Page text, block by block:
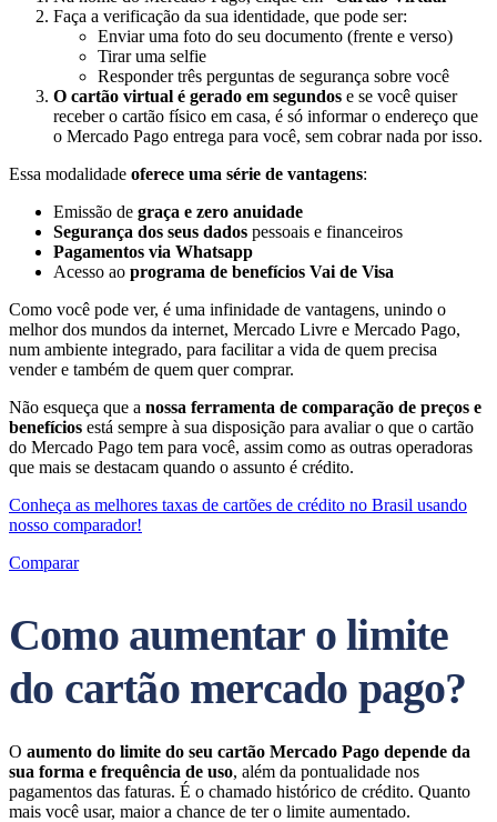
Faça a verificação da sua identidade, que pode ser:
Enviar uma foto do seu documento (frente e verso)
Tirar uma selfie
Responder três perguntas de segurança sobre você
O cartão virtual é gerado em segundos e se você quiser
receber o cartão físico em casa, é só informar o endereço que
o Mercado Pago entrega para você, sem cobrar nada por isso.
Essa modalidade oferece uma série de vantagens:
Emissão de graça e zero anuidade
Segurança dos seus dados pessoais e financeiros
Pagamentos via Whatsapp
Acesso ao programa de benefícios Vai de Visa
Como você pode ver, é uma infinidade de vantagens, unindo o
melhor dos mundos da internet, Mercado Livre e Mercado Pago,
num ambiente integrado, para facilitar a vida de quem precisa
vender e também de quem quer comprar.
Não esqueça que a nossa ferramenta de comparação de preços e
benefícios está sempre à sua disposição para avaliar o que o cartão
do Mercado Pago tem para você, assim como as outras operadoras
que mais se destacam quando o assunto é crédito.
Conheça as melhores taxas de cartões de crédito no Brasil usando
nosso comparador!
Comparar
Como aumentar o limite
do cartão mercado pago?
O aumento do limite do seu cartão Mercado Pago depende da
sua forma e frequência de uso, além da pontualidade nos
pagamentos das faturas. É o chamado histórico de crédito. Quanto
mais você usar, maior a chance de ter o limite aumentado.